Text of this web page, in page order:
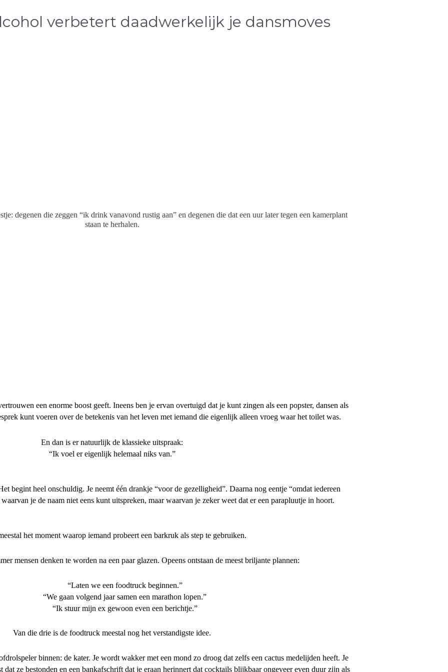
verbetert daadwerkelijk je dansmoves
degenen die zeggen “ik drink vanavond rustig aan” en degenen die dat een uur later tegen een kamerplant
staan te herhalen.
een enorme boost geeft. Ineens ben je ervan overtuigd dat je kunt zingen als een popster, dansen als
kunt voeren over de betekenis van het leven met iemand die eigenlijk alleen vroeg waar het toilet was.
En dan is er natuurlijk de klassieke uitspraak:
“Ik voel er eigenlijk helemaal niks van.”
begint heel onschuldig. Je neemt één drankje “voor de gezelligheid”. Daarna nog eentje “omdat iedereen
je de naam niet eens kunt uitspreken, maar waarvan je zeker weet dat er een parapluutje in hoort.
het moment waarop iemand probeert een barkruk als step te gebruiken.
mensen denken te worden na een paar glazen. Opeens ontstaan de meest briljante plannen:
“Laten we een foodtruck beginnen.”
“We gaan volgend jaar samen een marathon lopen.”
“Ik stuur mijn ex gewoon even een berichtje.”
Van die drie is de foodtruck meestal nog het verstandigste idee.
binnen: de kater. Je wordt wakker met een mond zo droog dat zelfs een cactus medelijden heeft. Je
dat ze bestonden en een bankafschrift dat je eraan herinnert dat cocktails blijkbaar ongeveer even duur zijn als